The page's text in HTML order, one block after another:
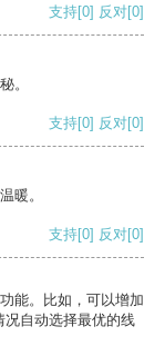
支持[0] 反对[0]
。
支持[0] 反对[0]
暖。
支持[0] 反对[0]
能。比如，可以增加
况自动选择最优的线